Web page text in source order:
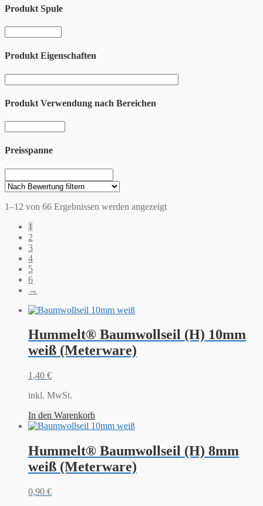
Produkt Spule
Produkt Eigenschaften
Produkt Verwendung nach Bereichen
Preisspanne
1–12 von 66 Ergebnissen werden angezeigt
1
2
3
4
5
6
→
Hummelt® Baumwollseil (H) 10mm
weiß (Meterware)
1,40 €
inkl. MwSt.
In den Warenkorb
Hummelt® Baumwollseil (H) 8mm
weiß (Meterware)
0,90 €